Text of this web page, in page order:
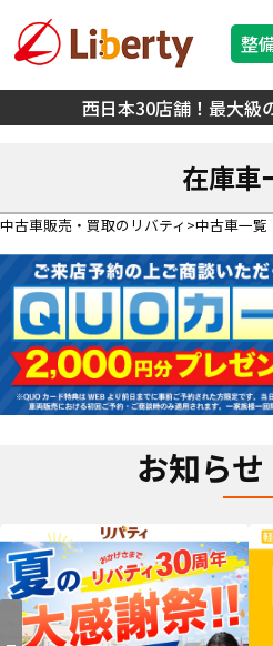
西日本30店舗！最大級
整
在庫車
中古車販売・買取のリバティ 中古車一覧
お知ら